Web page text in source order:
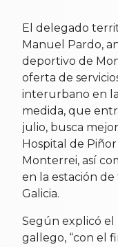
El delegado
Manuel Pardo,
deportivo de
oferta de
interurbano en
medida, que
julio, busca
Hospital de Piñor
Monterrei, así
en la estación
Galicia.
Según explicó
gallego, “con el